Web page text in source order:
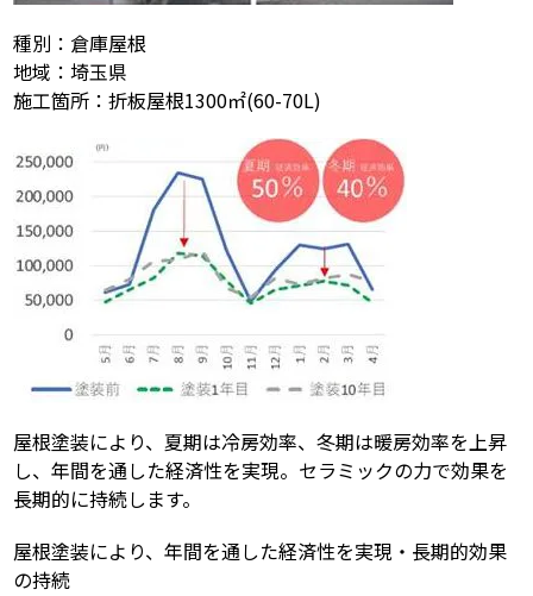
種別：倉庫屋根
地域：埼玉県
施工箇所：折板屋根1300㎡(60-70L)
屋根塗装により、夏期は冷房効率、冬期は暖房効率を上昇
し、年間を通した経済性を実現。セラミックの力で効果を
長期的に持続します。
屋根塗装により、年間を通した経済性を実現・長期的効果
の持続